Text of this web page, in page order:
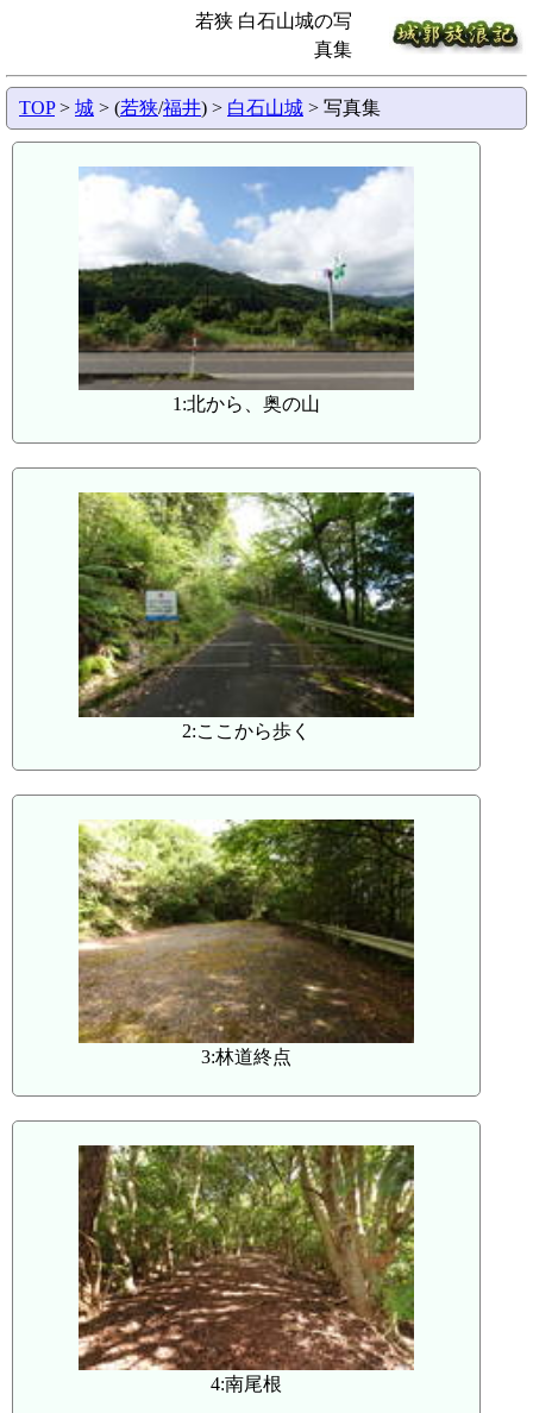
若狭 白石山城の写
真集
TOP> 城 > (若狭/福井) > 白石山城 > 写真集
1:北から、奥の山
2:ここから歩く
3:林道終点
4:南尾根